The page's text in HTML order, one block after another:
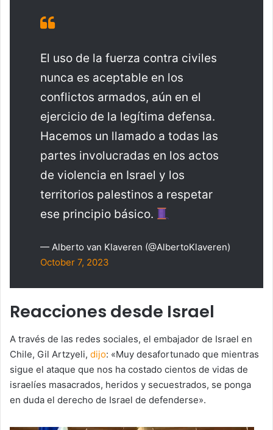
El uso de la fuerza contra civiles
nunca es aceptable en los
conflictos armados, aún en el
ejercicio de la legítima defensa.
Hacemos un llamado a todas las
partes involucradas en los actos
de violencia en Israel y los
territorios palestinos a respetar
ese principio básico.
— Alberto van Klaveren (@AlbertoKlaveren)
October 7, 2023
Reacciones desde Israel
A través de las redes sociales, el embajador de Israel en
Chile, Gil Artzyeli, dijo: «Muy desafortunado que mientras
sigue el ataque que nos ha costado cientos de vidas de
israelíes masacrados, heridos y secuestrados, se ponga
en duda el derecho de Israel de defenderse».